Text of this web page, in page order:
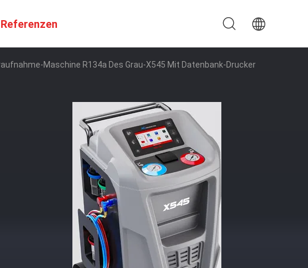
Referenzen
Maschine R134a Des Grau-X545 Mit Datenbank-Drucker